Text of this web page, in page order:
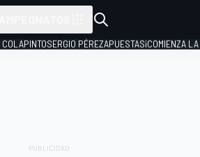
SERGIO PÉREZAPUESTAS¡COMIENZA